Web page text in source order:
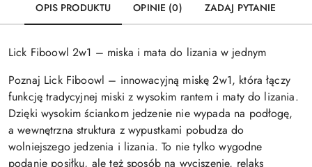
OPIS PRODUKTU OPINIE (0) ZADAJ PYTANIE
Lick Fiboowl 2w1 – miska i mata do lizania w jednym
Poznaj Lick Fiboowl – innowacyjną miskę 2w1, która łączy
funkcję tradycyjnej miski z wysokim rantem i maty do lizania.
Dzięki wysokim ściankom jedzenie nie wypada na podłogę,
a wewnętrzna struktura z wypustkami pobudza do
wolniejszego jedzenia i lizania. To nie tylko wygodne
podanie posiłku, ale też sposób na wyciszenie, relaks